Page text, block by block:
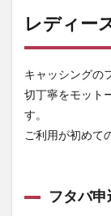
レディー
キャッシングの
切丁寧をモット
す。
ご利用が初めて
フタバ